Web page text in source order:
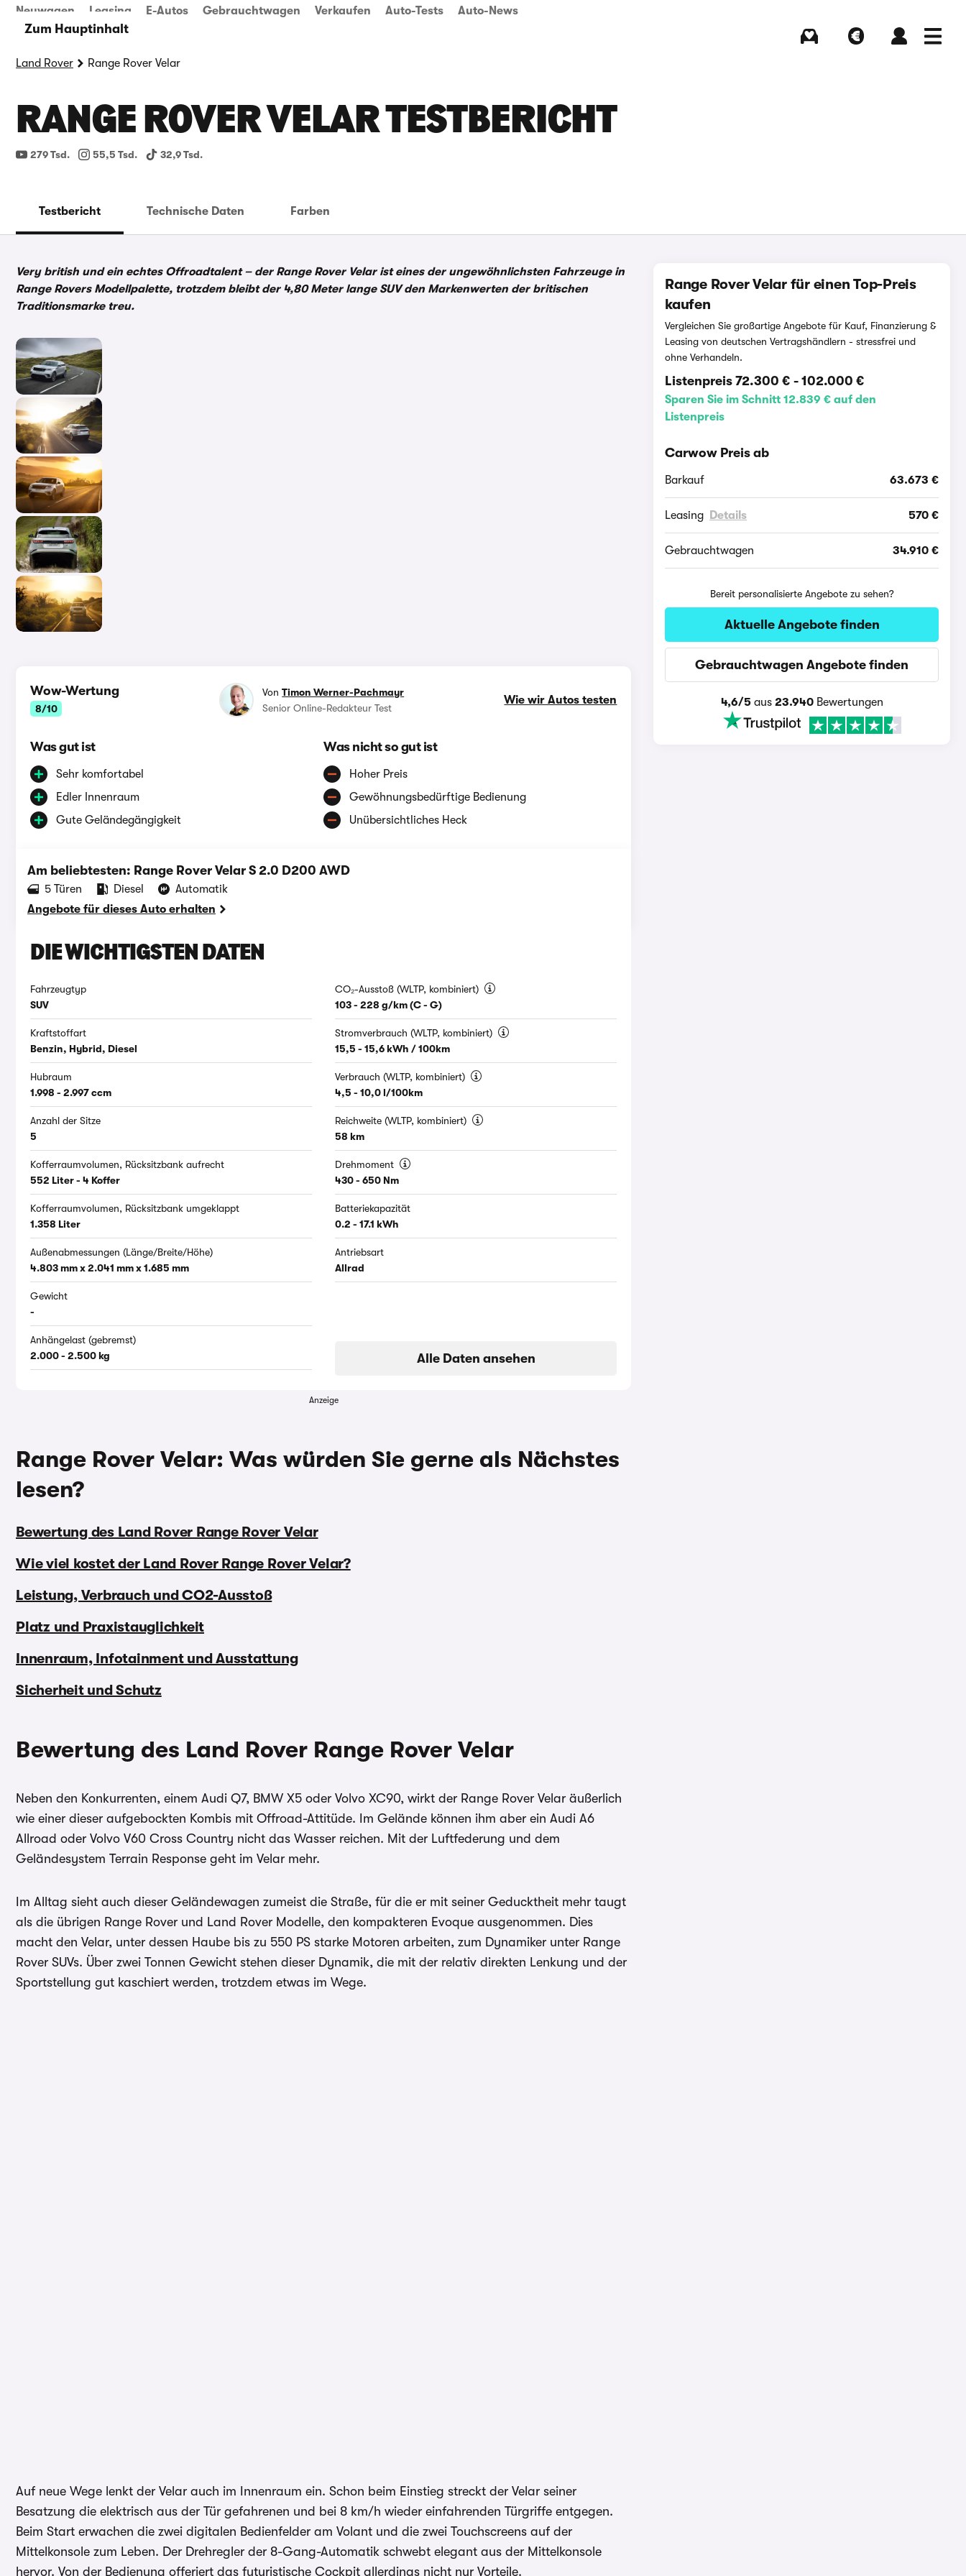
Zum Hauptinhalt
Neuwagen Leasing E-Autos Gebrauchtwagen Verkaufen Auto-Tests Auto-News
Land Rover Range Rover Velar
RANGE ROVER VELAR TESTBERICHT
279 Tsd. 55,5 Tsd. 32,9 Tsd.
Testbericht Technische Daten Farben
Very british und ein echtes Offroadtalent – der Range Rover Velar ist eines der ungewöhnlichsten Fahrzeuge in
Range Rovers Modellpalette, trotzdem bleibt der 4,80 Meter lange SUV den Markenwerten der britischen
Traditionsmarke treu.
Wow-Wertung
8/10
Wie wir Autos testen
VonTimon Werner-Pachmayr
Senior Online-Redakteur Test
Was gut ist
Sehr komfortabel
Edler Innenraum
Gute Geländegängigkeit
Was nicht so gut ist
Hoher Preis
Gewöhnungsbedürftige Bedienung
Unübersichtliches Heck
Am beliebtesten: Range Rover Velar S 2.0 D200 AWD
‪5‬ Türen Diesel
Automatik
Angebote für dieses Auto erhalten
DIE WICHTIGSTEN DATEN
Fahrzeugtyp
SUV
Kraftstoffart
Benzin, Hybrid, Diesel
Hubraum
1.998 - 2.997 ccm
Anzahl der Sitze
5
Kofferraumvolumen, Rücksitzbank aufrecht
552 Liter - 4 Koffer
Kofferraumvolumen, Rücksitzbank umgeklappt
1.358 Liter
Außenabmessungen (Länge/Breite/Höhe)
4.803 mm x 2.041 mm x 1.685 mm
Gewicht
-
Anhängelast (gebremst)
2.000 - 2.500 kg
CO₂-Ausstoß (WLTP, kombiniert)
103 - 228 g/km (C - G)
Stromverbrauch (WLTP, kombiniert)
15,5 - 15,6 kWh / 100km
Verbrauch (WLTP, kombiniert)
4,5 - 10,0 l/100km
Reichweite (WLTP, kombiniert)
58 km
Drehmoment
430 - 650 Nm
Batteriekapazität
0.2 - 17.1 kWh
Antriebsart
Allrad
Alle Daten ansehen
Anzeige
Range Rover Velar: Was würden Sie gerne als Nächstes
lesen?
Bewertung des Land Rover Range Rover Velar
Wie viel kostet der Land Rover Range Rover Velar?
Leistung, Verbrauch und CO2-Ausstoß
Platz und Praxistauglichkeit
Innenraum, Infotainment und Ausstattung
Sicherheit und Schutz
Bewertung des Land Rover Range Rover Velar
Neben den Konkurrenten, einem Audi Q7, BMW X5 oder Volvo XC90, wirkt der Range Rover Velar äußerlich
wie einer dieser aufgebockten Kombis mit Offroad-Attitüde. Im Gelände können ihm aber ein Audi A6
Allroad oder Volvo V60 Cross Country nicht das Wasser reichen. Mit der Luftfederung und dem
Geländesystem Terrain Response geht im Velar mehr.
Im Alltag sieht auch dieser Geländewagen zumeist die Straße, für die er mit seiner Geducktheit mehr taugt
als die übrigen Range Rover und Land Rover Modelle, den kompakteren Evoque ausgenommen. Dies
macht den Velar, unter dessen Haube bis zu 550 PS starke Motoren arbeiten, zum Dynamiker unter Range
Rover SUVs. Über zwei Tonnen Gewicht stehen dieser Dynamik, die mit der relativ direkten Lenkung und der
Sportstellung gut kaschiert werden, trotzdem etwas im Wege.
Auf neue Wege lenkt der Velar auch im Innenraum ein. Schon beim Einstieg streckt der Velar seiner
Besatzung die elektrisch aus der Tür gefahrenen und bei 8 km/h wieder einfahrenden Türgriffe entgegen.
Beim Start erwachen die zwei digitalen Bedienfelder am Volant und die zwei Touchscreens auf der
Mittelkonsole zum Leben. Der Drehregler der 8-Gang-Automatik schwebt elegant aus der Mittelkonsole
hervor. Von der Bedienung offeriert das futuristische Cockpit allerdings nicht nur Vorteile.
Range Rover Velar für einen Top-Preis
kaufen
Vergleichen Sie großartige Angebote für Kauf, Finanzierung &
Leasing von deutschen Vertragshändlern - stressfrei und
ohne Verhandeln.
Listenpreis72.300 € -102.000 €
Sparen Sie im Schnitt 12.839 € auf den
Listenpreis
Carwow Preis ab
Barkauf 63.673 €
Leasing Details 570 €
Gebrauchtwagen 34.910 €
Bereit personalisierte Angebote zu sehen?
Aktuelle Angebote finden
Gebrauchtwagen Angebote finden
4,6/5aus 23.940Bewertungen